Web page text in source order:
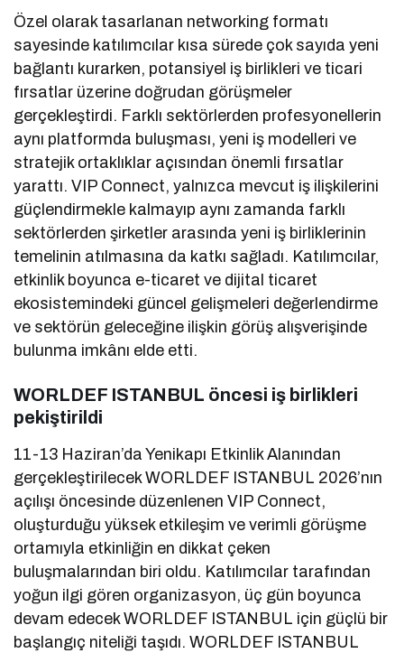
Özel olarak tasarlanan networking formatı
sayesinde katılımcılar kısa sürede çok sayıda yeni
bağlantı kurarken, potansiyel iş birlikleri ve ticari
fırsatlar üzerine doğrudan görüşmeler
gerçekleştirdi. Farklı sektörlerden profesyonellerin
aynı platformda buluşması, yeni iş modelleri ve
stratejik ortaklıklar açısından önemli fırsatlar
yarattı. VIP Connect, yalnızca mevcut iş ilişkilerini
güçlendirmekle kalmayıp aynı zamanda farklı
sektörlerden şirketler arasında yeni iş birliklerinin
temelinin atılmasına da katkı sağladı. Katılımcılar,
etkinlik boyunca e-ticaret ve dijital ticaret
ekosistemindeki güncel gelişmeleri değerlendirme
ve sektörün geleceğine ilişkin görüş alışverişinde
bulunma imkânı elde etti.
WORLDEF ISTANBUL öncesi iş birlikleri
pekiştirildi
11-13 Haziran’da Yenikapı Etkinlik Alanından
gerçekleştirilecek WORLDEF ISTANBUL 2026’nın
açılışı öncesinde düzenlenen VIP Connect,
oluşturduğu yüksek etkileşim ve verimli görüşme
ortamıyla etkinliğin en dikkat çeken
buluşmalarından biri oldu. Katılımcılar tarafından
yoğun ilgi gören organizasyon, üç gün boyunca
devam edecek WORLDEF ISTANBUL için güçlü bir
başlangıç niteliği taşıdı. WORLDEF ISTANBUL